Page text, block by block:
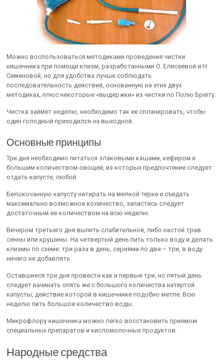
Можно воспользоваться методиками проведения чистки
кишечника при помощи клизм, разработанными О. Елисеевой и Н.
Семеновой, но для удобства лучше соблюдать
последовательность действий, основанную на этих двух
методиках, плюс некоторые «выдержки» из чистки по Полю Бреггу.
Чистка займет неделю, необходимо так ее спланировать, чтобы
один голодный приходился на выходной.
Основные принципы
Три дня необходимо питаться злаковыми кашами, кефиром и
большим количеством овощей, из которых предпочтение следует
отдать капусте, любой.
Белокочанную капусту натирать на мелкой терке и съедать
максимально возможное количество, запастись следует
достаточным ее количеством на всю неделю.
Вечером третьего дня выпить слабительное, либо настой трав
сенны или крушины. На четвертый день пить только воду и делать
клизмы по схеме: три раза в день, сериями по две – три, в воду
ничего не добавлять.
Оставшиеся три дня провести как и первые три, но пятый день
следует начинать опять же с большого количества натертой
капусты, действие которой в кишечнике подобно метле. Всю
неделю пить большое количество воды.
Микрофлору кишечника можно легко восстановить приемом
специальных препаратов и кисломолочных продуктов.
Народные средства